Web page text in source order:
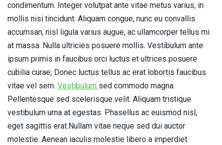
condimentum. Integer volutpat ante vitae metus varius, in
mollis nisi tincidunt. Aliquam congue, nunc eu convallis
accumsan, nisl ligula varius augue, ac ullamcorper tellus mi
at massa. Nulla ultricies posuere mollis. Vestibulum ante
ipsum primis in faucibus orci luctus et ultrices posuere
cubilia curae; Donec luctus tellus ac erat lobortis faucibus
vitae vel sem. Vestibulum sed commodo magna.
Pellentesque sed scelerisque velit. Aliquam tristique
vestibulum urna at egestas. Phasellus ac euismod nisl,
eget sagittis erat.Nullam vitae neque sed dui auctor
molestie. Aenean iaculis molestie libero a imperdiet.